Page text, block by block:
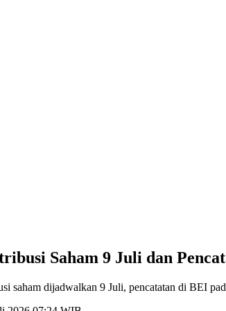
Saham 9 Juli dan
saham dijadwalkan 9 Juli, pencatatan di BEI